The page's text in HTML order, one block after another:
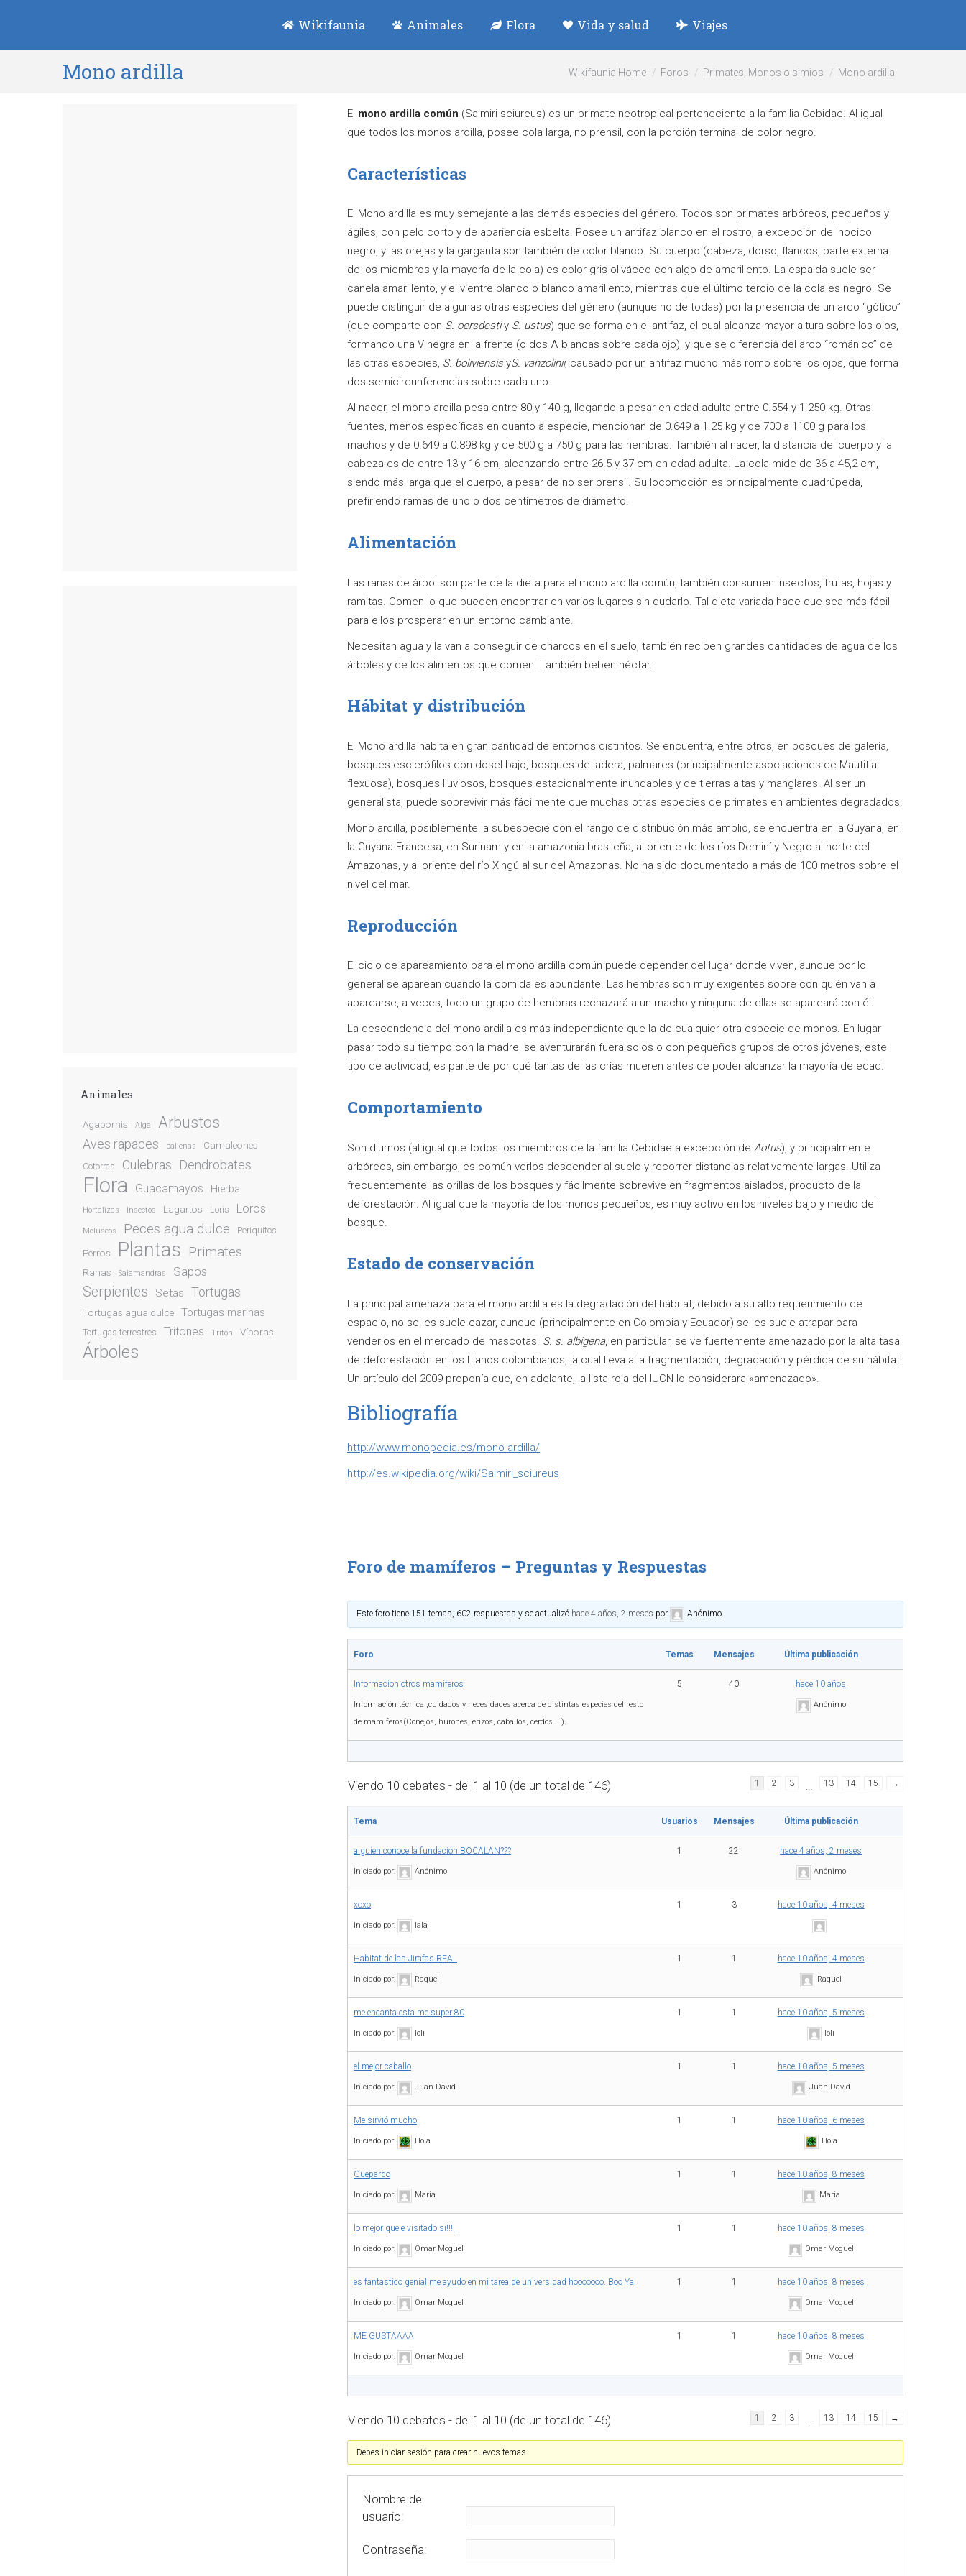
Wikifaunia Animales Flora Vida y salud Viajes
Mono ardilla Wikifaunia Home Foros Primates, Monos o simios Mono ardilla
El mono ardilla común (Saimiri sciureus) es un primate neotropical perteneciente a la familia Cebidae. Al igual
que todos los monos ardilla, posee cola larga, no prensil, con la porción terminal de color negro.
Características
El Mono ardilla es muy semejante a las demás especies del género. Todos son primates arbóreos, pequeños y
ágiles, con pelo corto y de apariencia esbelta. Posee un antifaz blanco en el rostro, a excepción del hocico
negro, y las orejas y la garganta son también de color blanco. Su cuerpo (cabeza, dorso, flancos, parte externa
de los miembros y la mayoría de la cola) es color gris oliváceo con algo de amarillento. La espalda suele ser
canela amarillento, y el vientre blanco o blanco amarillento, mientras que el último tercio de la cola es negro. Se
puede distinguir de algunas otras especies del género (aunque no de todas) por la presencia de un arco “gótico”
(que comparte con S. oersdestiy S. ustus) que se forma en el antifaz, el cual alcanza mayor altura sobre los ojos,
formando una V negra en la frente (o dos Λ blancas sobre cada ojo), y que se diferencia del arco “románico” de
las otras especies, S. boliviensisyS. vanzolinii, causado por un antifaz mucho más romo sobre los ojos, que forma
dos semicircunferencias sobre cada uno.
Al nacer, el mono ardilla pesa entre 80 y 140 g, llegando a pesar en edad adulta entre 0.554 y 1.250 kg. Otras
fuentes, menos específicas en cuanto a especie, mencionan de 0.649 a 1.25 kg y de 700 a 1100 g para los
machos y de 0.649 a 0.898 kg y de 500 g a 750 g para las hembras. También al nacer, la distancia del cuerpo y la
cabeza es de entre 13 y 16 cm, alcanzando entre 26.5 y 37 cm en edad adulta. La cola mide de 36 a 45,2 cm,
siendo más larga que el cuerpo, a pesar de no ser prensil. Su locomoción es principalmente cuadrúpeda,
prefiriendo ramas de uno o dos centímetros de diámetro.
Alimentación
Las ranas de árbol son parte de la dieta para el mono ardilla común, también consumen insectos, frutas, hojas y
ramitas. Comen lo que pueden encontrar en varios lugares sin dudarlo. Tal dieta variada hace que sea más fácil
para ellos prosperar en un entorno cambiante.
Necesitan agua y la van a conseguir de charcos en el suelo, también reciben grandes cantidades de agua de los
árboles y de los alimentos que comen. También beben néctar.
Hábitat y distribución
El Mono ardilla habita en gran cantidad de entornos distintos. Se encuentra, entre otros, en bosques de galería,
bosques esclerófilos con dosel bajo, bosques de ladera, palmares (principalmente asociaciones de Mautitia
flexuosa), bosques lluviosos, bosques estacionalmente inundables y de tierras altas y manglares. Al ser un
generalista, puede sobrevivir más fácilmente que muchas otras especies de primates en ambientes degradados.
Mono ardilla, posiblemente la subespecie con el rango de distribución más amplio, se encuentra en la Guyana, en
la Guyana Francesa, en Surinam y en la amazonia brasileña, al oriente de los ríos Deminí y Negro al norte del
Amazonas, y al oriente del río Xingú al sur del Amazonas. No ha sido documentado a más de 100 metros sobre el
nivel del mar.
Reproducción
El ciclo de apareamiento para el mono ardilla común puede depender del lugar donde viven, aunque por lo
general se aparean cuando la comida es abundante. Las hembras son muy exigentes sobre con quién van a
aparearse, a veces, todo un grupo de hembras rechazará a un macho y ninguna de ellas se apareará con él.
La descendencia del mono ardilla es más independiente que la de cualquier otra especie de monos. En lugar
pasar todo su tiempo con la madre, se aventurarán fuera solos o con pequeños grupos de otros jóvenes, este
tipo de actividad, es parte de por qué tantas de las crías mueren antes de poder alcanzar la mayoría de edad.
Comportamiento
Son diurnos (al igual que todos los miembros de la familia Cebidae a excepción de Aotus), y principalmente
arbóreos, sin embargo, es común verlos descender al suelo y recorrer distancias relativamente largas. Utiliza
frecuentemente las orillas de los bosques y fácilmente sobrevive en fragmentos aislados, producto de la
deforestación. Al igual que la mayoría de los monos pequeños, es muy activo en los niveles bajo y medio del
bosque.
Estado de conservación
La principal amenaza para el mono ardilla es la degradación del hábitat, debido a su alto requerimiento de
espacio, no se les suele cazar, aunque (principalmente en Colombia y Ecuador) se les suele atrapar para
venderlos en el mercado de mascotas. S. s. albigena, en particular, se ve fuertemente amenazado por la alta tasa
de deforestación en los Llanos colombianos, la cual lleva a la fragmentación, degradación y pérdida de su hábitat.
Un artículo del 2009 proponía que, en adelante, la lista roja del IUCN lo considerara «amenazado».
Bibliografía
http://www.monopedia.es/mono-ardilla/
http://es.wikipedia.org/wiki/Saimiri_sciureus
Foro de mamíferos – Preguntas y Respuestas
Este foro tiene 151 temas, 602 respuestas y se actualizó hace 4 años, 2 meses por Anónimo.
Foro Temas Mensajes Última publicación
Información otros mamíferos
Información técnica ,cuidados y necesidades acerca de distintas especies del resto
de mamíferos(Conejos, hurones, erizos, caballos, cerdos....).
5 40 hace 10 años
Anónimo
Viendo 10 debates - del 1 al 10 (de un total de 146) 1 2 3 … 13 14 15 →
Tema Usuarios Mensajes Última publicación
alguien conoce la fundación BOCALAN???
Iniciado por: Anónimo
1 22 hace 4 años, 2 meses
Anónimo
xoxo
Iniciado por: lala
1 3 hace 10 años, 4 meses
Habitat de las Jirafas REAL
Iniciado por: Raquel
1 1 hace 10 años, 4 meses
Raquel
me encanta esta me super 80
Iniciado por: loli
1 1 hace 10 años, 5 meses
loli
el mejor caballo
Iniciado por: Juan David
1 1 hace 10 años, 5 meses
Juan David
Me sirvió mucho
Iniciado por: Hola
1 1 hace 10 años, 6 meses
Hola
Guepardo
Iniciado por: Maria
1 1 hace 10 años, 8 meses
Maria
lo mejor que e visitado si!!!!
Iniciado por: Omar Moguel
1 1 hace 10 años, 8 meses
Omar Moguel
es fantastico genial me ayudo en mi tarea de universidad hooooooo. Boo Ya.
Iniciado por: Omar Moguel
1 1 hace 10 años, 8 meses
Omar Moguel
ME GUSTAAAA
Iniciado por: Omar Moguel
1 1 hace 10 años, 8 meses
Omar Moguel
Viendo 10 debates - del 1 al 10 (de un total de 146) 1 2 3 … 13 14 15 →
Debes iniciar sesión para crear nuevos temas.
Nombre de
usuario:
Contraseña:
Animales
Agapornis Alga Arbustos
Aves rapaces ballenas Camaleones
Cotorras Culebras Dendrobates
Flora Guacamayos Hierba
Hortalizas Insectos Lagartos Loris Loros
Moluscos Peces agua dulce Periquitos
Perros Plantas Primates
Ranas Salamandras Sapos
Serpientes Setas Tortugas
Tortugas agua dulce Tortugas marinas
Tortugas terrestres Tritones Tritón Víboras
Árboles